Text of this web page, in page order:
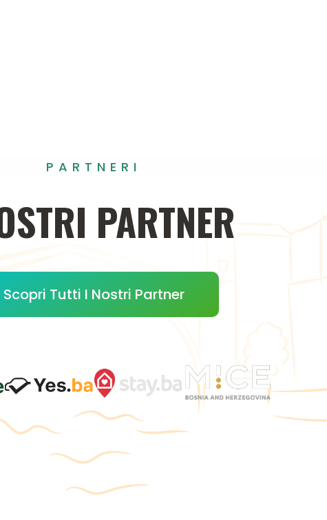
PARTNERI
PARTNER
Scopri Tutti I Nostri Partner